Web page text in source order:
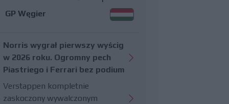
GP Węgier
Norris wygrał pierwszy wyścig
w 2026 roku. Ogromny pech
Piastriego i Ferrari bez podium
Verstappen kompletnie
zaskoczony wywalczonym